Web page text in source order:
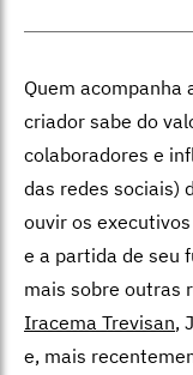
Quem acompanha
criador sabe do
colaboradores e
das redes sociais)
ouvir os
e a partida de seu
mais sobre outras
Iracema Trevisan,
e, mais